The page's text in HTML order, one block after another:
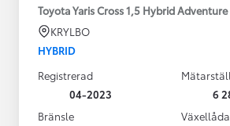
Toyota Yaris Cross 1,5 Hybrid
KRYLBO
HYBRID
Registrerad
04-2023
6
Bränsle
Växellåda